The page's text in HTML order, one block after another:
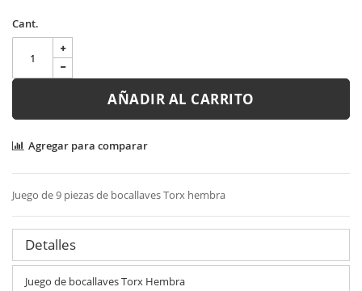
Cant.
AÑADIR AL CARRITO
Agregar para comparar
Juego de 9 piezas de bocallaves Torx hembra
Detalles
Juego de bocallaves Torx Hembra